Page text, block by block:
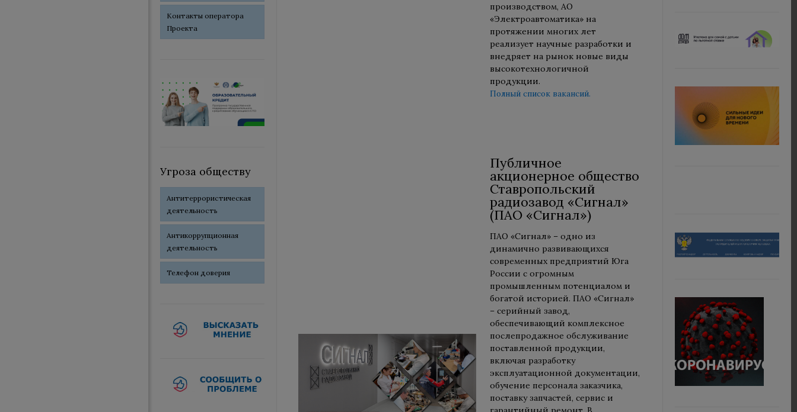
производством, АО
«Электроавтоматика» на
протяжении многих лет
реализует научные разработки и
внедряет на рынок новые виды
высокотехнологичной
продукции.
Полный список вакансий.
Публичное
акционерное общество
Ставропольский
радиозавод «Сигнал»
(ПАО «Сигнал»)
ПАО «Сигнал» – одно из
динамично развивающихся
современных предприятий Юга
России с огромным
промышленным потенциалом и
богатой историей. ПАО «Сигнал»
– серийный завод,
обеспечивающий комплексное
послепродажное обслуживание
поставленной продукции,
включая разработку
эксплуатационной документации,
обучение персонала заказчика,
поставку запчастей, сервис и
Контакты оператора
Проекта
Угроза обществу
Антитеррористическая
деятельность
Антикоррупционная
деятельность
Телефон доверия